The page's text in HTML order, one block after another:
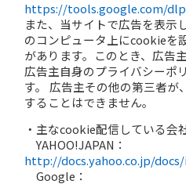
https://tools.google.com/
また、当サイトで広告を表示
のコンピュータ上にcookieを
があります。このとき、広告
広告主自身のプライバシーポ
す。 広告主その他の第三者が
することはできません。
・主なcookie配信している会
YAHOO!JAPAN：
http://docs.yahoo.co.jp/
Google：